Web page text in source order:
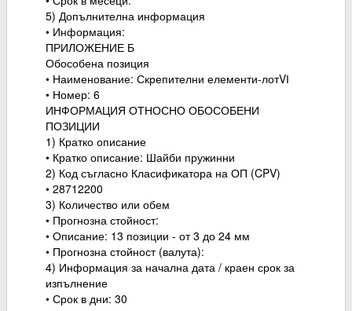
5) Допълнителна информация
• Информация:
ПРИЛОЖЕНИЕ Б
Обособена позиция
• Наименование: Скрепителни елементи-лотVІ
• Номер: 6
ИНФОРМАЦИЯ ОТНОСНО ОБОСОБЕНИ
ПОЗИЦИИ
1) Кратко описание
• Кратко описание: Шайби пружинни
2) Код съгласно Класификатора на ОП (CPV)
• 28712200
3) Количество или обем
• Прогнозна стойност:
• Описание: 13 позиции - от 3 до 24 мм
• Прогнозна стойност (валута):
4) Информация за начална дата / краен срок за
изпълнение
• Срок в дни: 30